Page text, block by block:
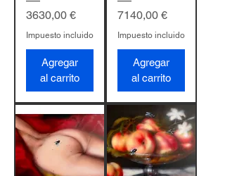
Precio
3630,00 €
Impuesto incluido
Agregar
al carrito
Precio
7140,00 €
Impuesto incluido
Agregar
al carrito